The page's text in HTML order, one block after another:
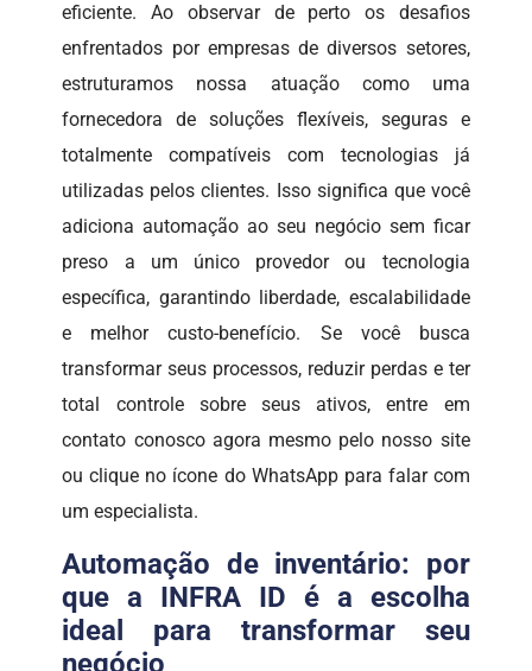
eficiente. Ao observar de perto os desafios
enfrentados por empresas de diversos setores,
estruturamos nossa atuação como uma
fornecedora de soluções flexíveis, seguras e
totalmente compatíveis com tecnologias já
utilizadas pelos clientes. Isso significa que você
adiciona automação ao seu negócio sem ficar
preso a um único provedor ou tecnologia
específica, garantindo liberdade, escalabilidade
e melhor custo-benefício. Se você busca
transformar seus processos, reduzir perdas e ter
total controle sobre seus ativos, entre em
contato conosco agora mesmo pelo nosso site
ou clique no ícone do WhatsApp para falar com
um especialista.
Automação de inventário: por
que a INFRA ID é a escolha
ideal para transformar seu